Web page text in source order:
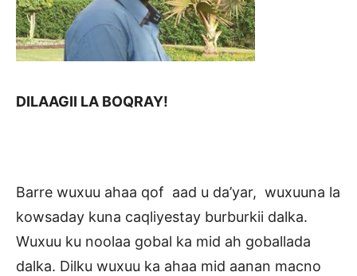
DILAAGII LA BOQRAY!
Barre wuxuu ahaa qof aad u da’yar, wuxuuna la
kowsaday kuna caqliyestay burburkii dalka.
Wuxuu ku noolaa gobal ka mid ah goballada
dalka. Dilku wuxuu ka ahaa mid aanan macno